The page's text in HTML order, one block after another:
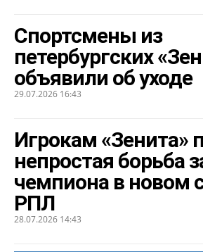
Спортсмены из
петербургских
объявили об уходе
29.07.2026 16:43
Игрокам «Зенита»
непростая борьба
чемпиона в новом
РПЛ
28.07.2026 14:43